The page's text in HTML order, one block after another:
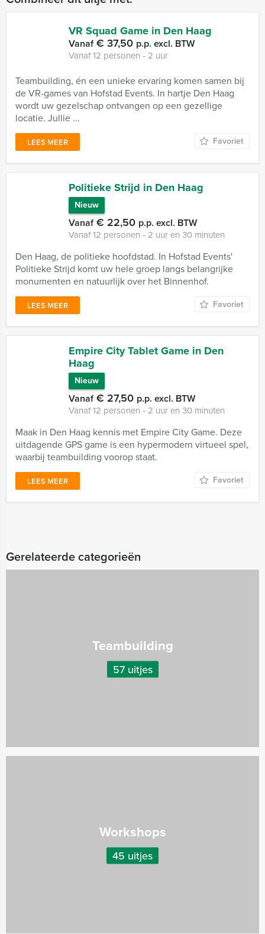
VR Squad Game in Den Haag
Vanaf€ 37,50 p.p. excl. BTW
Vanaf 12 personen ‐ 2 uur
Teambuilding, én een unieke ervaring komen samen bij
de VR-games van Hofstad Events. In hartje Den Haag
wordt uw gezelschap ontvangen op een gezellige
locatie. Jullie ...
LEES MEER Favoriet
Politieke Strijd in Den Haag
Nieuw
Vanaf€ 22,50 p.p. excl. BTW
Vanaf 12 personen ‐ 2 uur en 30 minuten
Den Haag, de politieke hoofdstad. In Hofstad Events'
Politieke Strijd komt uw hele groep langs belangrijke
monumenten en natuurlijk over het Binnenhof.
LEES MEER Favoriet
Empire City Tablet Game in Den
Haag
Nieuw
Vanaf€ 27,50 p.p. excl. BTW
Vanaf 12 personen ‐ 2 uur en 30 minuten
Maak in Den Haag kennis met Empire City Game. Deze
uitdagende GPS game is een hypermodern virtueel spel,
waarbij teambuilding voorop staat.
LEES MEER Favoriet
Gerelateerde categorieën
Teambuilding
57 uitjes
Workshops
45 uitjes